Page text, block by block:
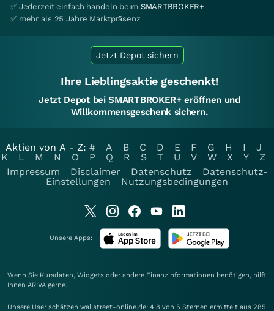
✅ Jederzeit einfach handeln beim SMARTBROKER+
✅ mehr als 25 Jahre Marktpräsenz
Jetzt Depot sichern
Ihre Lieblingsaktie geschenkt!
Jetzt Depot bei SMARTBROKER+ eröffnen und
Willkommensgeschenk sichern.
Aktien von A - Z: # A B C D E F G H I
J
K
L M N O P Q R S T U V W X Y
Z
Impressum
Disclaimer Datenschutz
Datenschutz-
Einstellungen
Nutzungsbedingungen
Unsere Apps:
Wenn Sie Kursdaten, Widgets oder andere Finanzinformationen benötigen, hilft
Ihnen ARIVA gerne.
Unsere User schätzen wallstreet-online.de: 4.8 von 5 Sternen ermittelt aus 285